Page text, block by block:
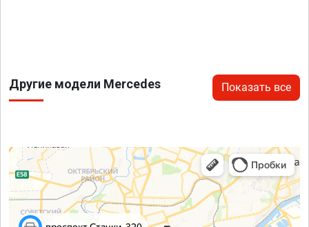
Другие модели Mercedes Показать все